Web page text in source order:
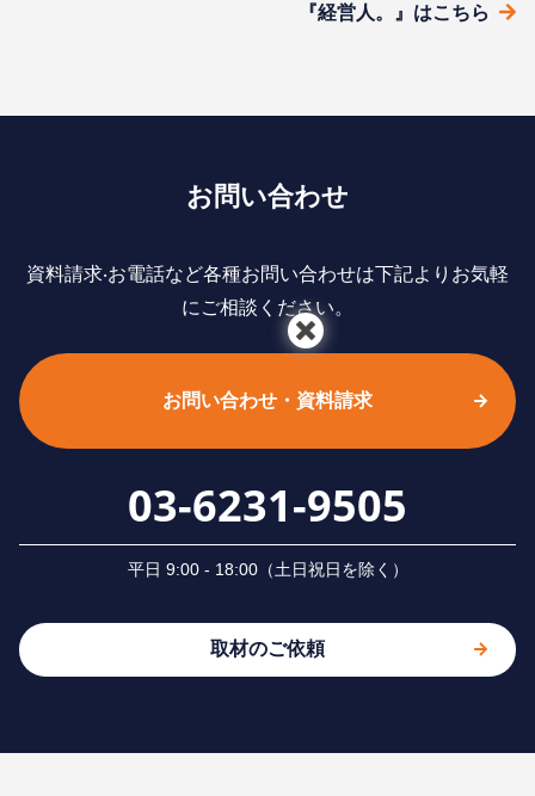
『経営人。』はこちら
お問い合わせ
資料請求‧お電話など各種お問い合わせは下記よりお気軽
にご相談ください。
お問い合わせ・資料請求
03-6231-9505
平⽇ 9:00 - 18:00（⼟⽇祝⽇を除く）
取材のご依頼